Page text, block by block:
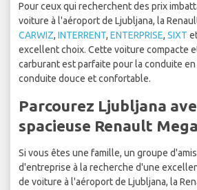
Pour ceux qui recherchent des prix
voiture à l'aéroport de Ljubljana, la
CARWIZ, INTERRENT, ENTERPRISE, SIXT
excellent choix. Cette voiture compacte
carburant est parfaite pour la conduite
conduite douce et confortable.
Parcourez Ljubljana
spacieuse Renault
Si vous êtes une famille, un groupe
d'entreprise à la recherche d'une
de voiture à l'aéroport de Ljubljana, la